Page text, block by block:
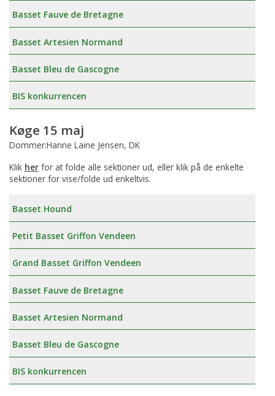
Basset Fauve de Bretagne
Basset Artesien Normand
Basset Bleu de Gascogne
BIS konkurrencen
Køge 15 maj
Dommer:Hanne Laine Jensen, DK
Klik her for at folde alle sektioner ud, eller klik på de enkelte
sektioner for vise/folde ud enkeltvis.
Basset Hound
Petit Basset Griffon Vendeen
Grand Basset Griffon Vendeen
Basset Fauve de Bretagne
Basset Artesien Normand
Basset Bleu de Gascogne
BIS konkurrencen